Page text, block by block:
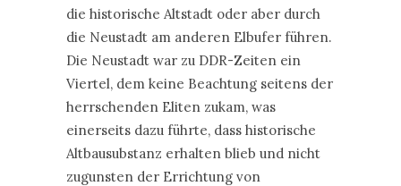
die historische Altstadt oder aber durch
die Neustadt am anderen Elbufer führen.
Die Neustadt war zu DDR-Zeiten ein
Viertel, dem keine Beachtung seitens der
herrschenden Eliten zukam, was
einerseits dazu führte, dass historische
Altbausubstanz erhalten blieb und nicht
zugunsten der Errichtung von